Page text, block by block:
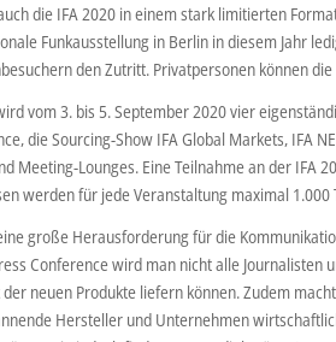
die IFA 2020 in einem stark limitierten
Funkausstellung in Berlin in diesem Jahr
den Zutritt. Privatpersonen können
vom 3. bis 5. September 2020 vier
die Sourcing-Show IFA Global Markets, IFA
Meeting-Lounges. Eine Teilnahme an der IFA
werden für jede Veranstaltung maximal 1.000
große Herausforderung für die
Conference wird man nicht alle
der neuen Produkte liefern können. Zudem
Hersteller und Unternehmen